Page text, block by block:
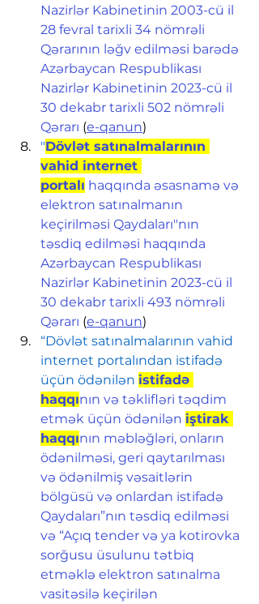
Nazirlər Kabinetinin 2003-cü il
28 fevral tarixli 34 nömrəli
Qərarının ləğv edilməsi barədə
Azərbaycan Respublikası
Nazirlər Kabinetinin 2023-cü il
30 dekabr tarixli 502 nömrəli
Qərarı (e-qanun)
"Dövlət satınalmalarının
vahid internet
portalı haqqında əsasnamə və
elektron satınalmanın
keçirilməsi Qaydaları"nın
təsdiq edilməsi haqqında
Azərbaycan Respublikası
Nazirlər Kabinetinin 2023-cü il
30 dekabr tarixli 493 nömrəli
Qərarı (e-qanun)
“Dövlət satınalmalarının vahid
internet portalından istifadə
üçün ödənilən istifadə
haqqının və təklifləri təqdim
etmək üçün ödənilən iştirak
haqqının məbləğləri, onların
ödənilməsi, geri qaytarılması
və ödənilmiş vəsaitlərin
bölgüsü və onlardan istifadə
Qaydaları”nın təsdiq edilməsi
və “Açıq tender və ya kotirovka
sorğusu üsulunu tətbiq
etməklə elektron satınalma
vasitəsilə keçirilən